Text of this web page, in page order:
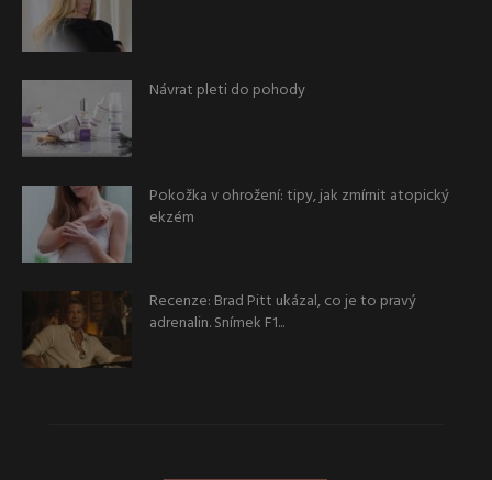
Návrat pleti do pohody
Pokožka v ohrožení: tipy, jak zmírnit atopický
ekzém
Recenze: Brad Pitt ukázal, co je to pravý
adrenalin. Snímek F1...